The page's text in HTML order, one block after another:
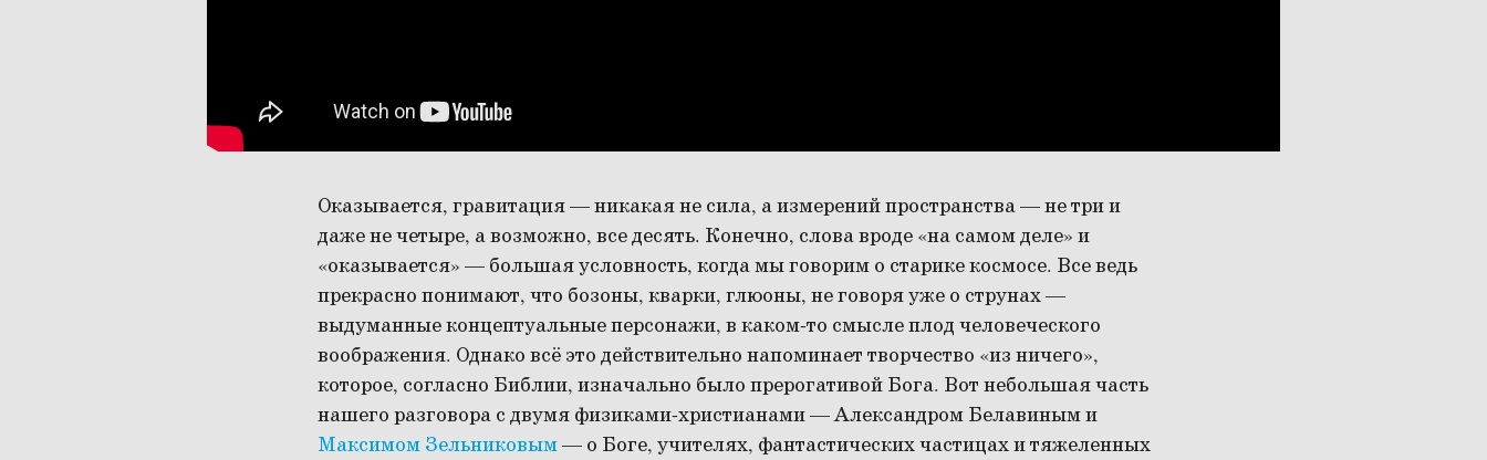
Оказывается, гравитация — никакая не сила, а измерений пространства — не три и
даже не четыре, а возможно, все десять. Конечно, слова вроде «на самом деле» и
«оказывается» — большая условность, когда мы говорим о старике космосе. Все ведь
прекрасно понимают, что бозоны, кварки, глюоны, не говоря уже о струнах —
выдуманные концептуальные персонажи, в каком-то смысле плод человеческого
воображения. Однако всё это действительно напоминает творчество «из ничего»,
которое, согласно Библии, изначально было прерогативой Бога. Вот небольшая часть
нашего разговора с двумя физиками-христианами — Александром Белавиным и
Максимом Зельниковым— о Боге, учителях, фантастических частицах и тяжеленных